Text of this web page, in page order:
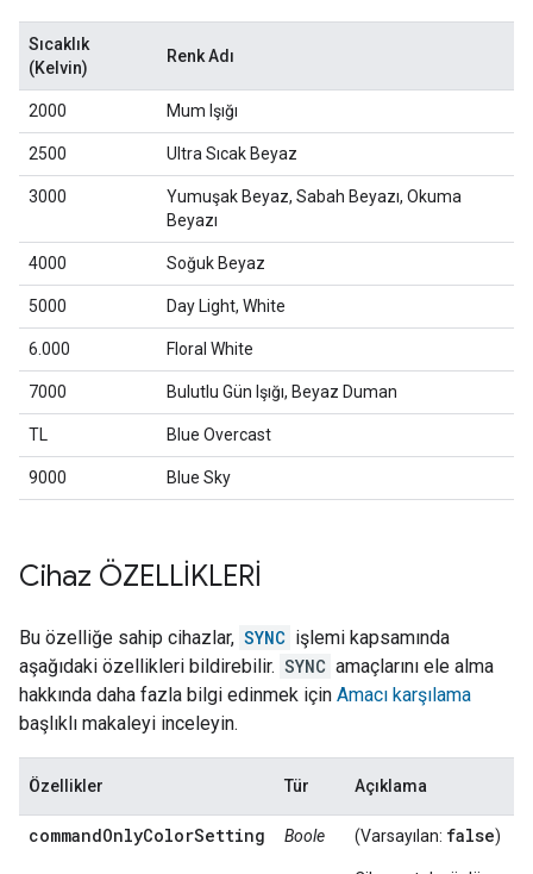
Sıcaklık
(Kelvin)
Renk Adı
2000 Mum Işığı
2500 Ultra Sıcak Beyaz
3000
Yumuşak Beyaz, Sabah Beyazı, Okuma
Beyazı
4000 Soğuk Beyaz
5000 Day Light, White
6.000 Floral White
7000 Bulutlu Gün Işığı, Beyaz Duman
TL Blue Overcast
9000 Blue Sky
Cihaz ÖZELLİKLERİ
Bu özelliğe sahip cihazlar, SYNC işlemi kapsamında
aşağıdaki özellikleri bildirebilir. SYNC amaçlarını ele alma
hakkında daha fazla bilgi edinmek için Amacı karşılama
başlıklı makaleyi inceleyin.
Özellikler Tür Açıklama
commandOnlyColorSetting Boole (Varsayılan: false)